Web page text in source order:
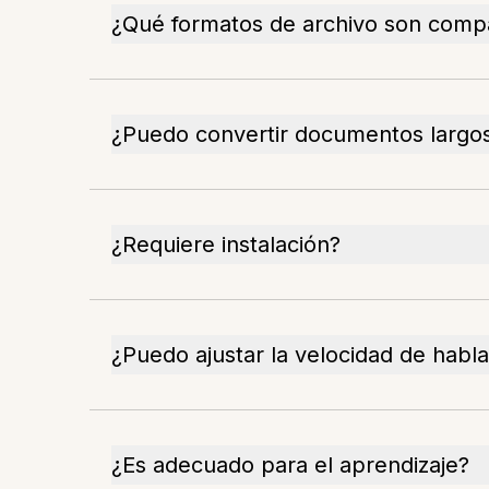
¿Qué formatos de archivo son
¿Puedo convertir documentos
¿Requiere instalación?
¿Puedo ajustar la velocidad de
¿Es adecuado para el aprendizaje?